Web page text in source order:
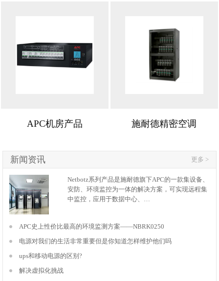
APC机房产品 施耐德精密空调
更多 >
新闻资讯
Netbotz系列产品是施耐德旗下APC的一款集设备、
安防、环境监控为一体的解决方案，可实现远程集
中监控，应用于数据中心、…
APC史上性价比最高的环境监测方案——NBRK0250
电源对我们的生活非常重要但是你知道怎样维护他们吗
ups和移动电源的区别?
解决虚拟化挑战